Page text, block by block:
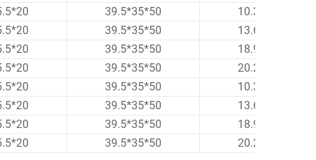
39.5*35*50
10.3
39.5*35*50
13.6
39.5*35*50
18.9
39.5*35*50
20.2
39.5*35*50
10.3
39.5*35*50
13.6
39.5*35*50
18.9
39.5*35*50 20.2